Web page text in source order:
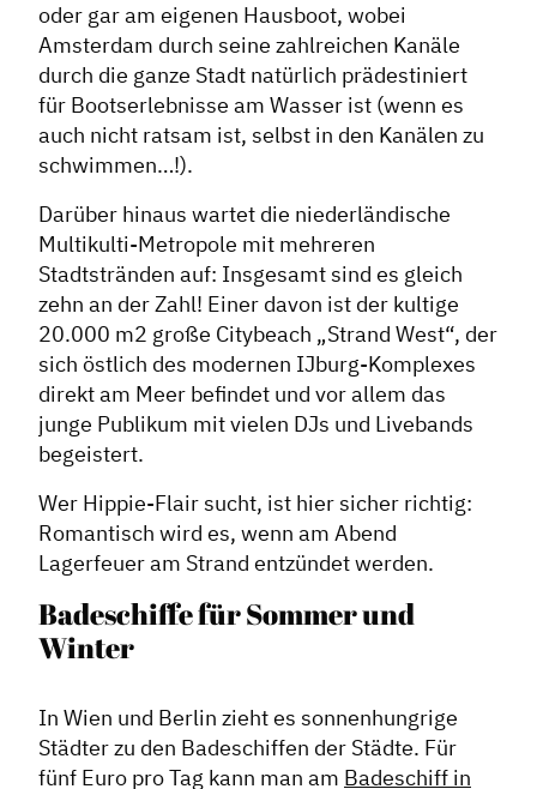
oder gar am eigenen Hausboot, wobei
Amsterdam durch seine zahlreichen Kanäle
durch die ganze Stadt natürlich prädestiniert
für Bootserlebnisse am Wasser ist (wenn es
auch nicht ratsam ist, selbst in den Kanälen zu
schwimmen…!).
Darüber hinaus wartet die niederländische
Multikulti-Metropole mit mehreren
Stadtstränden auf: Insgesamt sind es gleich
zehn an der Zahl! Einer davon ist der kultige
20.000 m2 große Citybeach „Strand West“, der
sich östlich des modernen IJburg-Komplexes
direkt am Meer befindet und vor allem das
junge Publikum mit vielen DJs und Livebands
begeistert.
Wer Hippie-Flair sucht, ist hier sicher richtig:
Romantisch wird es, wenn am Abend
Lagerfeuer am Strand entzündet werden.
Badeschiffe für Sommer und
Winter
In Wien und Berlin zieht es sonnenhungrige
Städter zu den Badeschiffen der Städte. Für
fünf Euro pro Tag kann man am Badeschiff in